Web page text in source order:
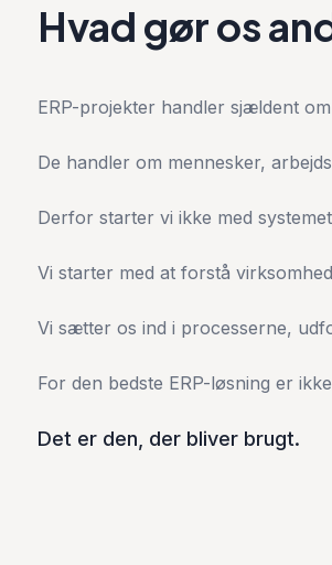
Hvad gør os
ERP-projekter handler sjældent
De handler om mennesker,
Derfor starter vi ikke med
Vi starter med at forstå
Vi sætter os ind i processerne,
For den bedste ERP-løsning er
Det er den, der bliver brugt.